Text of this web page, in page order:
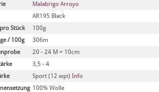
Malabrigo Arroyo
AR195 Black
Stück
100g
/ 100g
306m
20 - 24 M = 10cm
3,5 - 4
Sport (12 wpi) Info
100% Wolle